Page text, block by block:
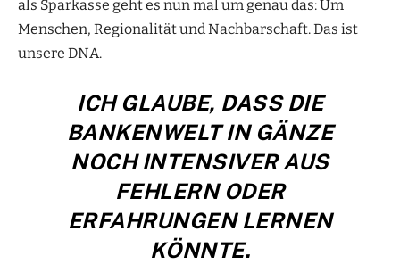
als Sparkasse geht es nun mal um genau das: Um
Menschen, Regionalität und Nachbarschaft. Das ist
unsere DNA.
ICH GLAUBE, DASS DIE
BANKENWELT IN GÄNZE
NOCH INTENSIVER AUS
FEHLERN ODER
ERFAHRUNGEN LERNEN
KÖNNTE.